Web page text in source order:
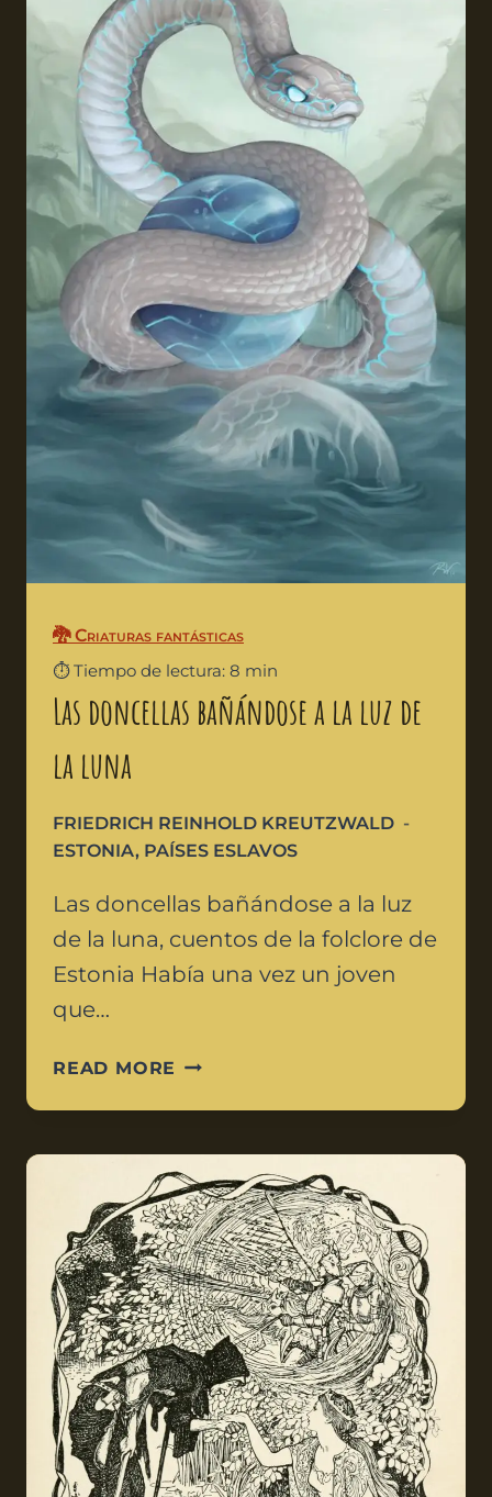
🐉 Criaturas fantásticas
⏱️ Tiempo de lectura: 8 min
Las doncellas bañándose a la luz de
la luna
FRIEDRICH REINHOLD KREUTZWALD
ESTONIA, PAÍSES ESLAVOS
Las doncellas bañándose a la luz
de la luna, cuentos de la folclore de
Estonia Había una vez un joven
que…
READ MORE